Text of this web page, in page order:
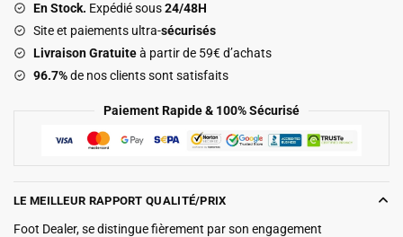
Exterieur
2026
2027
En Stock. Expédié sous24/48H
Site et paiements ultra-sécurisés
Livraison Gratuiteà partir de 59€ d’achats
96.7%de nos clients sont satisfaits
Paiement Rapide & 100% Sécurisé
LE MEILLEUR RAPPORT QUALITÉ/PRIX
Foot Dealer, se distingue fièrement par son engagement